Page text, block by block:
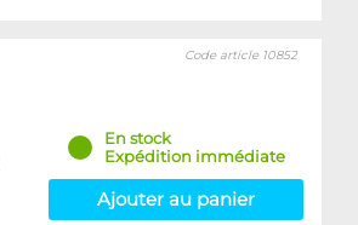
Code article 10852
En stock
Expédition immédiate
Ajouter au panier